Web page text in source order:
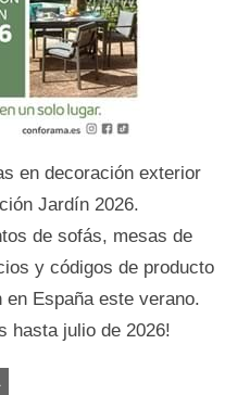
en decoración exterior
Jardín 2026.
de sofás, mesas de
y códigos de producto
España este verano.
hasta julio de 2026!